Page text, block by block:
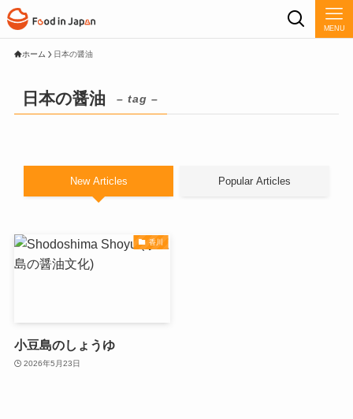
MENU
ホーム 日本の醤油
日本の醤油 – tag –
New Articles Popular Articles
香川
小豆島のしょうゆ
2026年5月23日